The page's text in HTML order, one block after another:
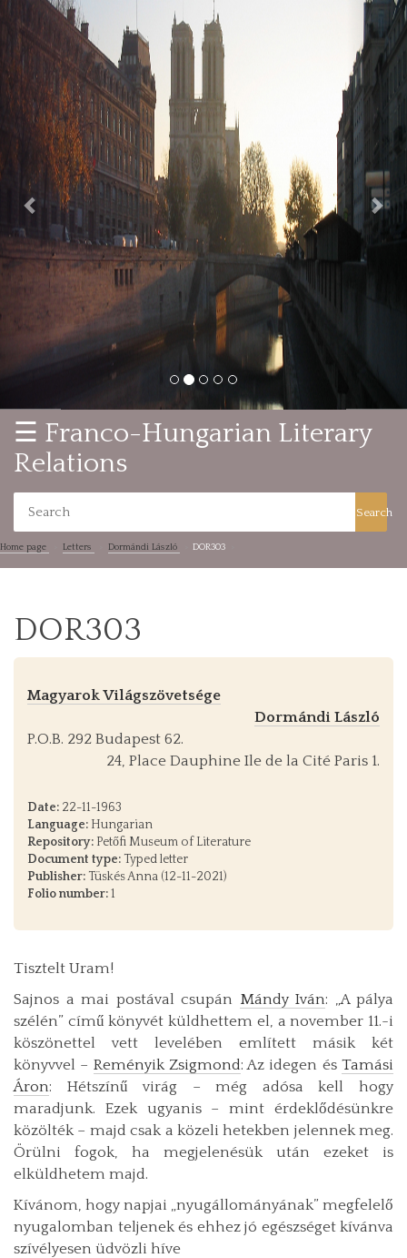
Previous
☰ Franco-Hungarian Literary
Relations
Search
Home page Letters Dormándi László DOR303
DOR303
Magyarok Világszövetsége
Dormándi László
P.O.B. 292 Budapest 62.
24, Place Dauphine Ile de la Cité Paris 1.
Date: 22-11-1963
Language: Hungarian
Repository: Petőfi Museum of Literature
Document type: Typed letter
Publisher: Tüskés Anna (12-11-2021)
Folio number:1
Tisztelt Uram!
Sajnos a mai postával csupán Mándy Iván: „A pálya
szélén” című könyvét küldhettem el, a november 11.-i
köszönettel vett levelében említett másik két
könyvvel – Reményik Zsigmond: Az idegen ésTamási
Áron: Hétszínű virág – még adósa kell hogy
maradjunk. Ezek ugyanis – mint érdeklődésünkre
közölték – majd csak a közeli hetekben jelennek meg.
Örülni fogok, ha megjelenésük után ezeket is
elküldhetem majd.
Kívánom, hogy napjai „nyugállományának” megfelelő
nyugalomban teljenek és ehhez jó egészséget kívánva
szívélyesen üdvözli híve